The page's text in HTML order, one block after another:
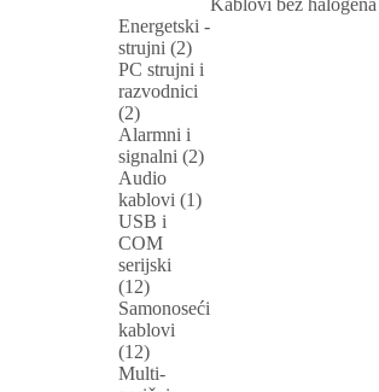
Kablovi bez halogena
Energetski -
strujni (2)
PC strujni i
razvodnici
(2)
Alarmni i
signalni (2)
Audio
kablovi (1)
USB i
COM
serijski
(12)
Samonoseći
kablovi
(12)
Multi-